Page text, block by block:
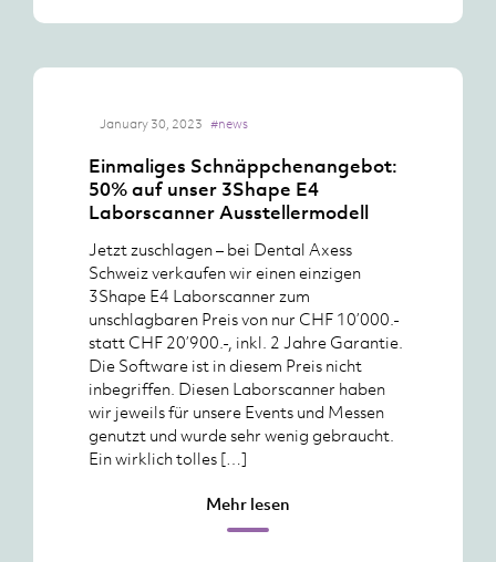
January 30, 2023 #news
Einmaliges Schnäppchenangebot:
50% auf unser 3Shape E4
Laborscanner Ausstellermodell
Jetzt zuschlagen – bei Dental Axess
Schweiz verkaufen wir einen einzigen
3Shape E4 Laborscanner zum
unschlagbaren Preis von nur CHF 10’000.-
statt CHF 20’900.-, inkl. 2 Jahre Garantie.
Die Software ist in diesem Preis nicht
inbegriffen. Diesen Laborscanner haben
wir jeweils für unsere Events und Messen
genutzt und wurde sehr wenig gebraucht.
Ein wirklich tolles […]
Mehr lesen